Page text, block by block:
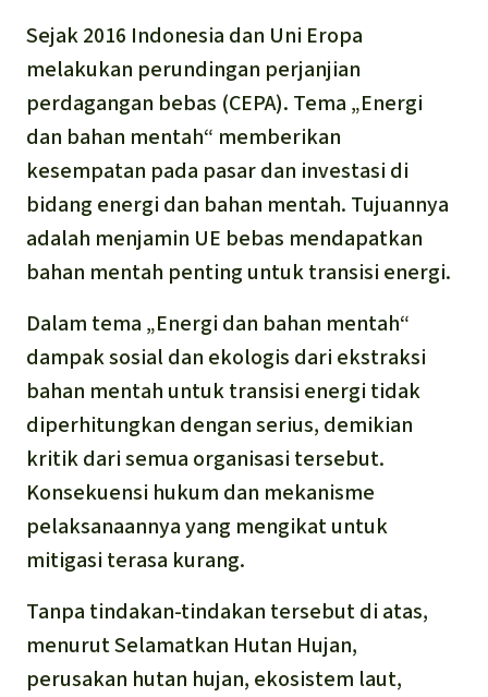
Peternakan masal
Masyarakat Adat
Sejak 2016 Indonesia dan Uni Eropa
melakukan perundingan perjanjian
perdagangan bebas (CEPA). Tema „Energi
dan bahan mentah“ memberikan
kesempatan pada pasar dan investasi di
bidang energi dan bahan mentah. Tujuannya
adalah menjamin UE bebas mendapatkan
bahan mentah penting untuk transisi energi.
Dalam tema „Energi dan bahan mentah“
dampak sosial dan ekologis dari ekstraksi
bahan mentah untuk transisi energi tidak
diperhitungkan dengan serius, demikian
kritik dari semua organisasi tersebut.
Konsekuensi hukum dan mekanisme
pelaksanaannya yang mengikat untuk
mitigasi terasa kurang.
Tanpa tindakan-tindakan tersebut di atas,
menurut Selamatkan Hutan Hujan,
perusakan hutan hujan, ekosistem laut,